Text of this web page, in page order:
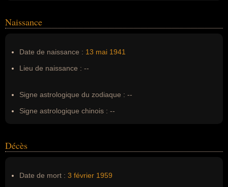
Nom de famille :Valens
Naissance
Date de naissance : 13 mai 1941
Lieu de naissance : --
Signe astrologique du zodiaque : --
Signe astrologique chinois : --
Décès
Date de mort : 3 février 1959